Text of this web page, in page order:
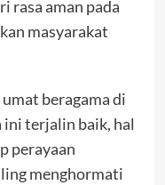
rasa aman pada
masyarakat
beragama di
ini terjalin baik, hal
perayaan
menghormati